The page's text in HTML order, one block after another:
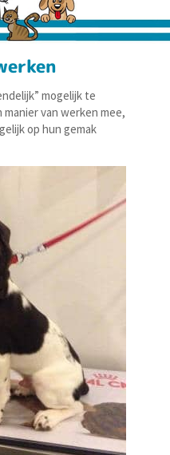
mogelijk te
van werken mee,
op hun gemak